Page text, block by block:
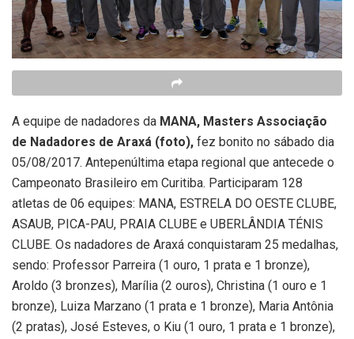
A equipe de nadadores da MANA, Masters Associação
de Nadadores de Araxá (foto), fez bonito no sábado dia
05/08/2017. Antepenúltima etapa regional que antecede o
Campeonato Brasileiro em Curitiba. Participaram 128
atletas de 06 equipes: MANA, ESTRELA DO OESTE CLUBE,
ASAUB, PICA-PAU, PRAIA CLUBE e UBERLÂNDIA TÉNIS
CLUBE. Os nadadores de Araxá conquistaram 25 medalhas,
sendo: Professor Parreira (1 ouro, 1 prata e 1 bronze),
Aroldo (3 bronzes), Marília (2 ouros), Christina (1 ouro e 1
bronze), Luiza Marzano (1 prata e 1 bronze), Maria Antônia
(2 pratas), José Esteves, o Kiu (1 ouro, 1 prata e 1 bronze),